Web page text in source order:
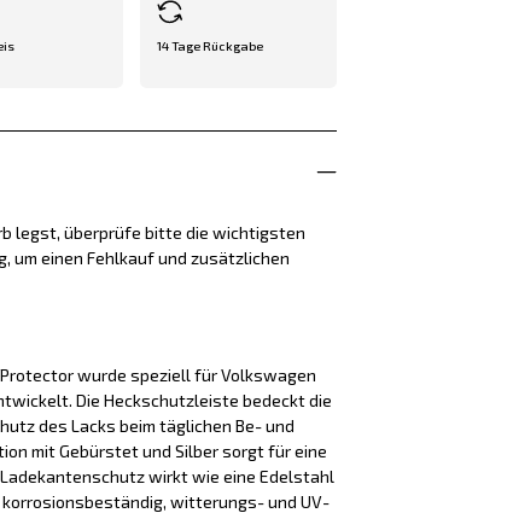
14 Tage Rückgabe
legst, überprüfe bitte die wichtigsten
um einen Fehlkauf und zusätzlichen
wurde speziell für Volkswagen
Die Heckschutzleiste bedeckt die
des Lacks beim täglichen Be- und
mit Gebürstet und Silber sorgt für eine
wirkt wie eine Edelstahl
witterungs- und UV-